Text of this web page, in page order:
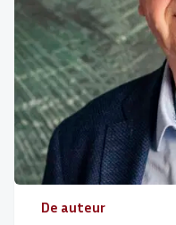
De auteur